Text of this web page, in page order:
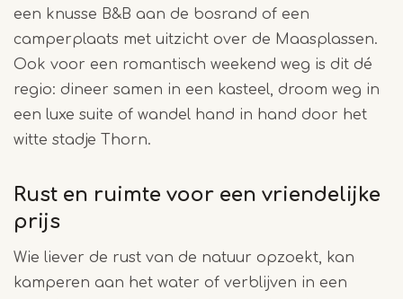
een knusse B&B aan de bosrand of een
camperplaats met uitzicht over de Maasplassen.
Ook voor een romantisch weekend weg is dit dé
regio: dineer samen in een kasteel, droom weg in
een luxe suite of wandel hand in hand door het
witte stadje Thorn.
Rust en ruimte voor een vriendelijke
prijs
Wie liever de rust van de natuur opzoekt, kan
kamperen aan het water of verblijven in een